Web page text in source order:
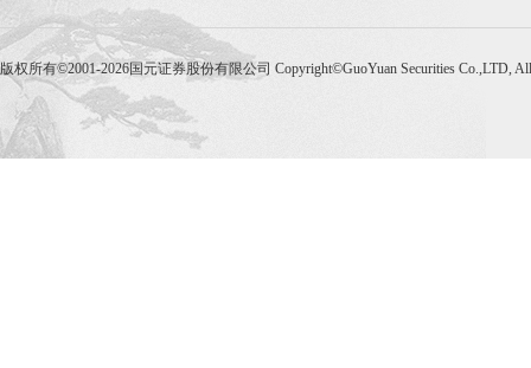
版权所有©2001-2026国元证券股份有限公司 Copyright©GuoYuan Securities Co.,LTD,